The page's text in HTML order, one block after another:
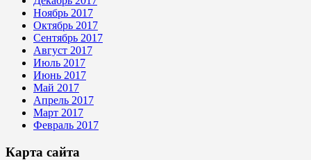
Ноябрь 2017
Октябрь 2017
Сентябрь 2017
Август 2017
Июль 2017
Июнь 2017
Май 2017
Апрель 2017
Март 2017
Февраль 2017
Карта сайта